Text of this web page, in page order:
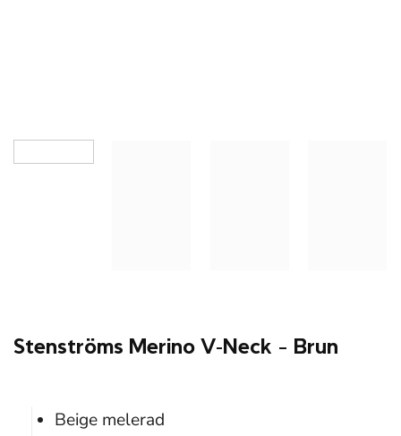
Stenströms Merino V-Neck – Brun
Beige melerad